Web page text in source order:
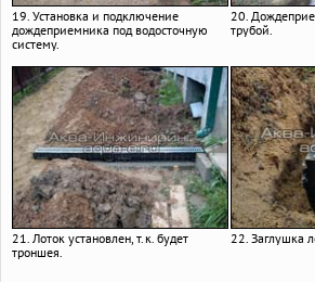
19. Установка и подключение
дождеприемника под водосточную
систему.
20.
трубой.
21. Лоток установлен, т.к. будет
троншея.
22. Заглушка